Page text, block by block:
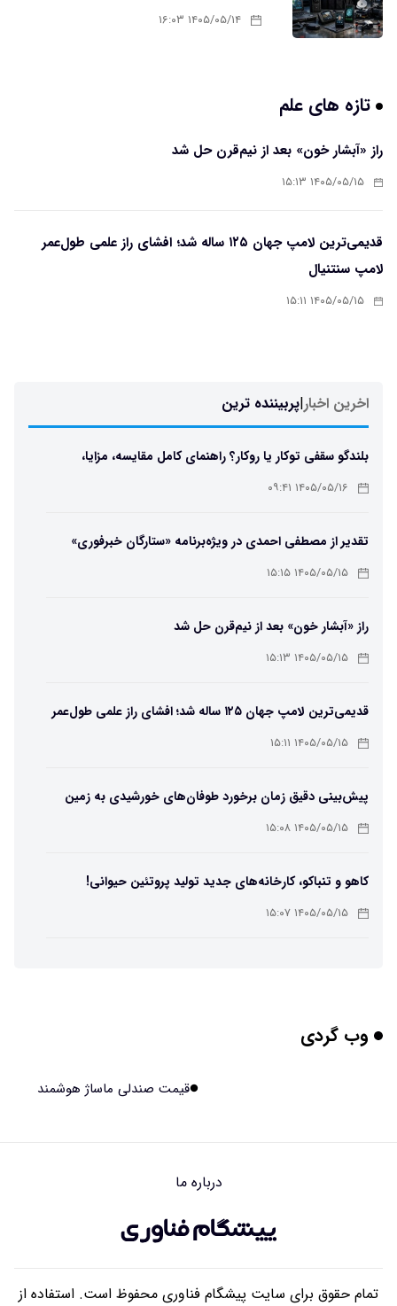
۱۴۰۵/۰۵/۱۴ ۱۶:۰۳
تازه های علم
راز «آبشار خون» بعد از نیم‌قرن حل شد
۱۴۰۵/۰۵/۱۵ ۱۵:۱۳
قدیمی‌ترین لامپ جهان ۱۲۵ ساله شد؛ افشای راز علمی طول‌عمر
لامپ سنتنیال
۱۴۰۵/۰۵/۱۵ ۱۵:۱۱
اخرین اخبار|پربیننده ترین
بلندگو سقفی توکار یا روکار؟ راهنمای کامل مقایسه، مزایا،
معایب و انتخاب بهترین مدل
۱۴۰۵/۰۵/۱۶ ۰۹:۴۱
تقدیر از مصطفی احمدی در ویژه‌برنامه «ستارگان خبرفوری»
۱۴۰۵/۰۵/۱۵ ۱۵:۱۵
راز «آبشار خون» بعد از نیم‌قرن حل شد
۱۴۰۵/۰۵/۱۵ ۱۵:۱۳
قدیمی‌ترین لامپ جهان ۱۲۵ ساله شد؛ افشای راز علمی طول‌عمر
لامپ سنتنیال
۱۴۰۵/۰۵/۱۵ ۱۵:۱۱
پیش‌بینی دقیق زمان برخورد طوفان‌های خورشیدی به زمین
ممکن شد
۱۴۰۵/۰۵/۱۵ ۱۵:۰۸
کاهو و تنباکو، کارخانه‌های جدید تولید پروتئین حیوانی!
۱۴۰۵/۰۵/۱۵ ۱۵:۰۷
چرا افراد مضطرب دنیا را متفاوت می بینند؟
وب گردی
قیمت صندلی ماساژ هوشمند
درباره ما
تمام حقوق برای سایت پیشگام فناوری محفوظ است. استفاده از